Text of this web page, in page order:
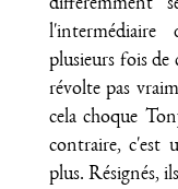
différemment
l'intermédiaire
plusieurs fois
révolte pas
cela choque
contraire, c'est
plus. Résignés,